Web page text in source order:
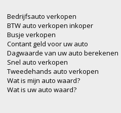
Bedrijfsauto verkopen
BTW auto verkopen inkoper
Busje verkopen
Contant geld voor uw auto
Dagwaarde van uw auto berekenen
Snel auto verkopen
Tweedehands auto verkopen
Wat is mijn auto waard?
Wat is uw auto waard?